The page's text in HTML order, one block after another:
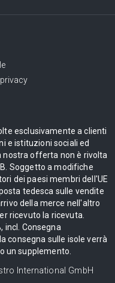
esclusivamente a clienti
e istituzioni sociali ed
nostra offerta non è rivolta
Soggetto a modifiche
dei paesi membri dell'UE
tedesca sulle vendite
della merce nell'altro
ricevuto la ricevuta.
incl. Consegna
consegna sulle isole verrà
un supplemento.
International GmbH